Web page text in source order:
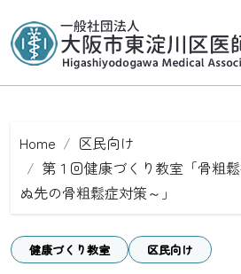
to
content
Home
区民向け
第１回健康づくり教室「骨粗
ぬ先の骨粗鬆症対策～」
健康づくり教室 区民向け